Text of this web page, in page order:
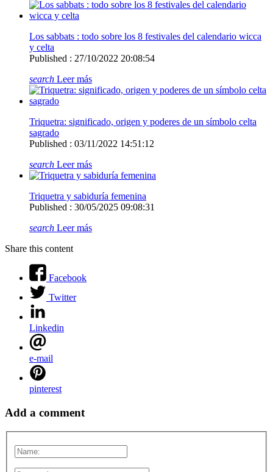
Los sabbats : todo sobre los 8 festivales del calendario wicca
y celta
Published : 27/10/2022 20:08:54
search Leer más
Triquetra: significado, origen y poderes de un símbolo celta
sagrado
Published : 03/11/2022 14:51:12
search Leer más
Triquetra y sabiduría femenina
Published : 30/05/2025 09:08:31
search Leer más
Share this content
Facebook
Twitter
Linkedin
e-mail
pinterest
Add a comment